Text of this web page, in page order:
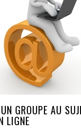
GROUPE AU
LIGNE